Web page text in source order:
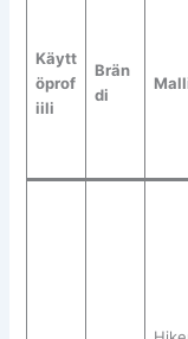
Käytt
öprof
iili
Brän
di